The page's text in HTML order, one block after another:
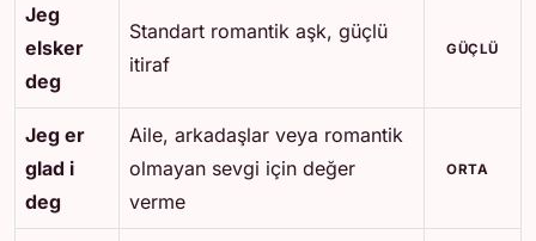
Jeg
elsker
deg
Standart romantik aşk, güçlü
itiraf
GÜÇLÜ
Jeg er
glad i
deg
Aile, arkadaşlar veya romantik
olmayan sevgi için değer
verme
ORTA